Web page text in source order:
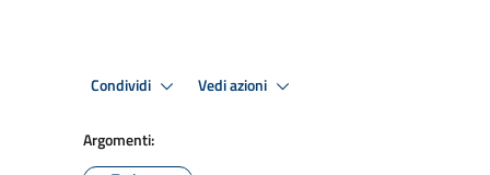
Condividi Vedi azioni
Argomenti: